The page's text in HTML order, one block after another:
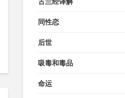
同性恋
后世
吸毒和毒品
命运